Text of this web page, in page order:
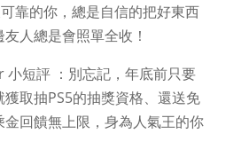
靠的你，總是自信的把好東西
人總是會照單全收！
小短評 ：別忘記，年底前只要
取抽PS5的抽獎資格、還送免
回饋無上限，身為人氣王的你